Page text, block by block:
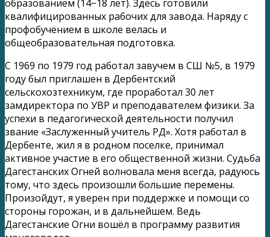
образованием (14−18 лет). Здесь готовили
квалифицированных рабочих для завода. Наряду с
профобучением в школе велась и
общеобразовательная подготовка.
С 1969 по 1979 год работал завучем в СШ №5, в 1979
году был приглашен в Дербентский
сельскохозтехникум, где проработал 30 лет
замдиректора по УВР и преподавателем физики. За
успехи в педагогической деятельности получил
звание «Заслуженный учитель РД». Хотя работал в
Дербенте, жил я в родном поселке, принимал
активное участие в его общественной жизни. Судьба
Дагестанских Огней волновала меня всегда, радуюсь
тому, что здесь произошли большие перемены.
Произойдут, я уверен при поддержке и помощи со
стороны горожан, и в дальнейшем. Ведь
Дагестанские Огни вошёл в программу развития